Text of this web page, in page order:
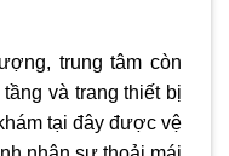
trung tâm còn
và trang thiết bị
tại đây được vệ